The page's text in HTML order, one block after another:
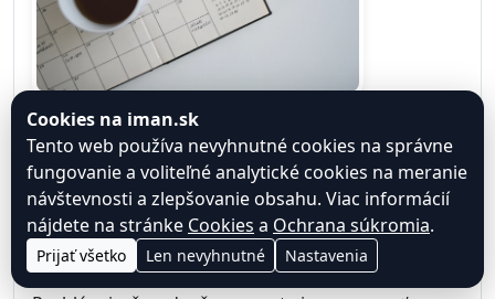
funguje pozornosť (a prečo ju dnes
tak ľahko strácame)
Kategória:Vzdelávanie, kurzy, učenie
Pozornosť je základ učenia. Ak sa nedokážete
sústrediť, nedokážete sa efektívne učiť.
Cookies na iman.sk
Tento web používa nevyhnutné cookies na správne
fungovanie a voliteľné analytické cookies na meranie
návštevnosti a zlepšovanie obsahu. Viac informácií
nájdete na stránke Cookies a Ochrana súkromia.
Prijať všetko Len nevyhnutné Nastavenia